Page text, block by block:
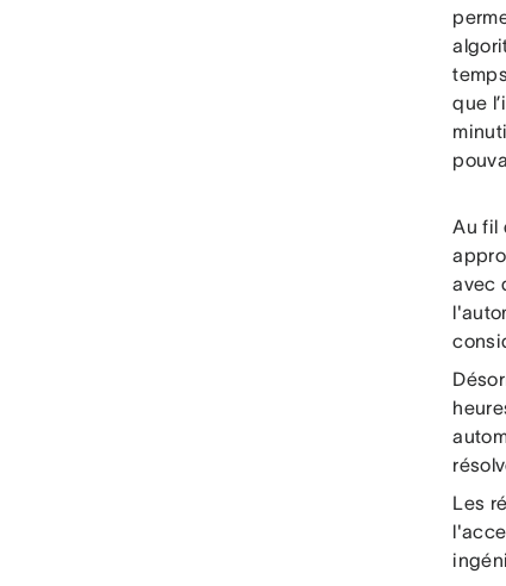
que
Au fil
avec
Les